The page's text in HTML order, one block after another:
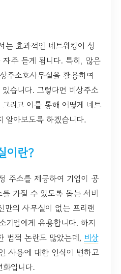
는 효과적인 네트워킹이 성
주 듣게 됩니다. 특히, 많은
주소호사무실을 활용하여
습니다. 그렇다면 비상주소
리고 이를 통해 어떻게 네트
알아보도록 하겠습니다.
이란?
주소를 제공하여 기업이 공
가질 수 있도록 돕는 서비
만의 사무실이 없는 프리랜
기업에게 유용합니다. 하지
법적 논란도 많았는데, 비상
사용에 대한 인식이 변하고
입니다.